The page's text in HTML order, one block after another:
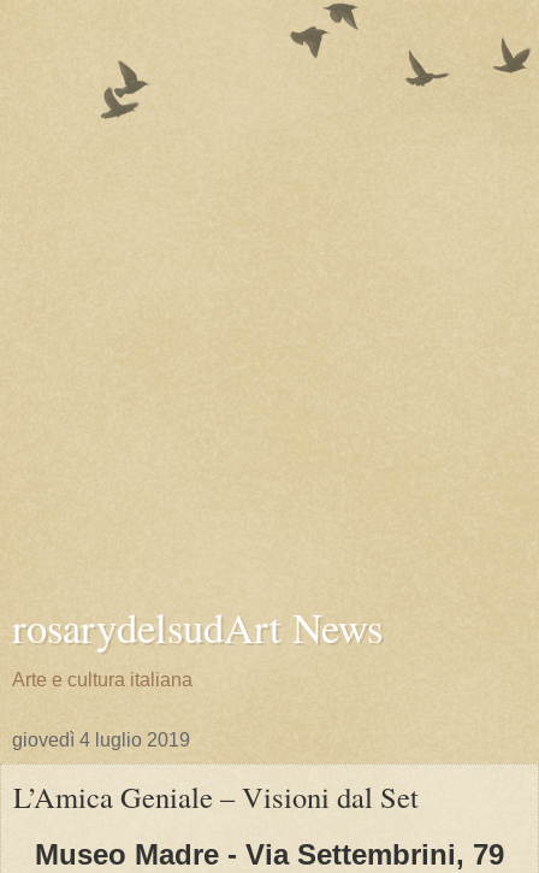
rosarydelsudArt News
Arte e cultura italiana
giovedì 4 luglio 2019
L’Amica Geniale – Visioni dal Set
Museo Madre - Via Settembrini, 79